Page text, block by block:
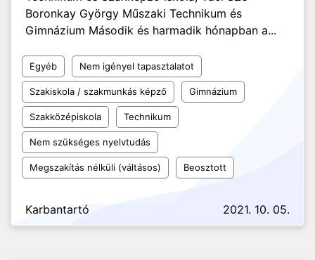
Boronkay György Műszaki Technikum és
Gimnázium Második és harmadik hónapban a...
Egyéb Nem igényel tapasztalatot
Szakiskola / szakmunkás képző Gimnázium
Szakközépiskola Technikum
Nem szükséges nyelvtudás
Megszakítás nélküli (váltásos) Beosztott
Karbantartó 2021. 10. 05.